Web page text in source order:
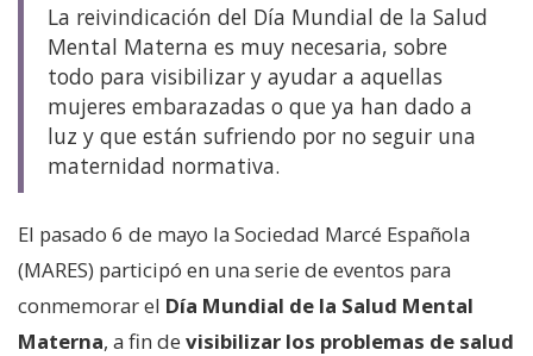
La reivindicación del Día Mundial de la Salud
Mental Materna es muy necesaria, sobre
todo para visibilizar y ayudar a aquellas
mujeres embarazadas o que ya han dado a
luz y que están sufriendo por no seguir una
maternidad normativa.
El pasado 6 de mayo la Sociedad Marcé Española
(MARES) participó en una serie de eventos para
conmemorar el Día Mundial de la Salud Mental
Materna, a fin de visibilizar los problemas de salud